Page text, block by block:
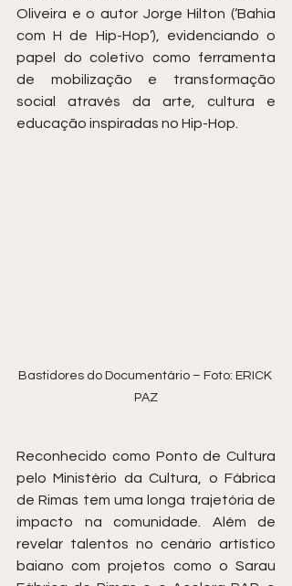
Oliveira e o autor Jorge Hilton (‘Bahia
com H de Hip-Hop’), evidenciando o
papel do coletivo como ferramenta
de mobilização e transformação
social através da arte, cultura e
educação inspiradas no Hip-Hop.
Bastidores do Documentário – Foto: ERICK
PAZ
Reconhecido como Ponto de Cultura
pelo Ministério da Cultura, o Fábrica
de Rimas tem uma longa trajetória de
impacto na comunidade. Além de
revelar talentos no cenário artístico
baiano com projetos como o Sarau